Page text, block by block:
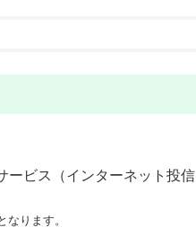
ービス（インターネット投信
ります。